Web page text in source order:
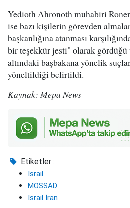
Yedioth Ahronoth muhabiri
ise bazı kişilerin görevden
başkanlığına atanması
bir teşekkür jesti" olarak gördüğü
altındaki başbakana yönelik
yöneltildiği belirtildi.
Kaynak: Mepa News
Etiketler :
İsrail
MOSSAD
İsrail İran